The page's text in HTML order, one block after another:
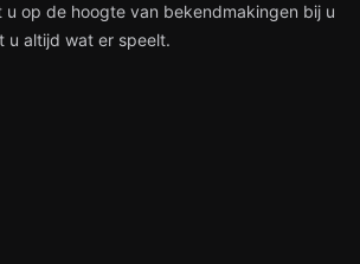
u op de hoogte van bekendmakingen bij u
u altijd wat er speelt.